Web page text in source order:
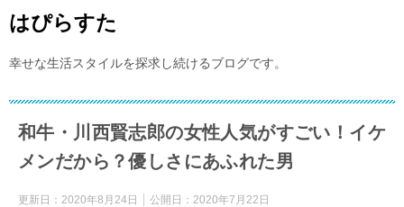
はぴらすた
幸せな生活スタイルを探求し続けるブログです。
和牛・川西賢志郎の女性人気がすごい！イケ
メンだから？優しさにあふれた男
更新日： 2020年8月24日 公開日： 2020年7月22日